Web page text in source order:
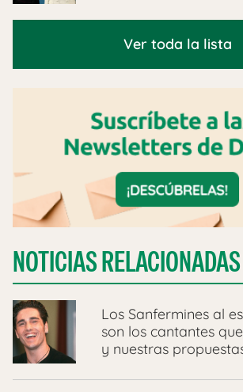
Ver toda la lista
NOTICIAS RELACIONADAS
Los Sanfermines al
son los cantantes
y nuestras